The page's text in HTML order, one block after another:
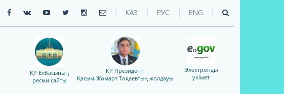
| КАЗ | РУС | ENG |
Электронды
үкімет
ҚР Президенті
Қасым-Жомарт Тоқаевтың жолдауы
ҚР Елбасының
ресми сайты